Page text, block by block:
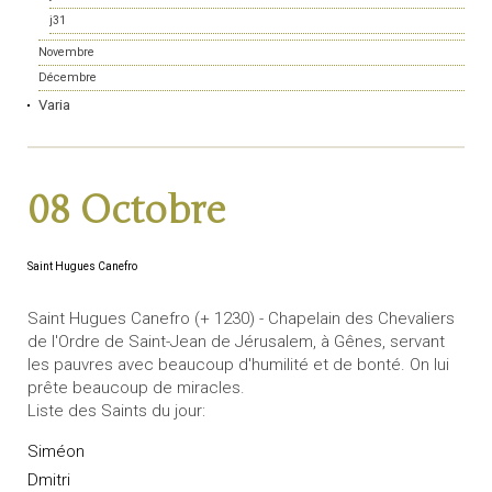
j31
Novembre
Décembre
Varia
08 Octobre
Saint Hugues Canefro
Saint Hugues Canefro (+ 1230) - Chapelain des Chevaliers
de l'Ordre de Saint-Jean de Jérusalem, à Gênes, servant
les pauvres avec beaucoup d'humilité et de bonté. On lui
prête beaucoup de miracles.
Liste des Saints du jour:
Siméon
Dmitri